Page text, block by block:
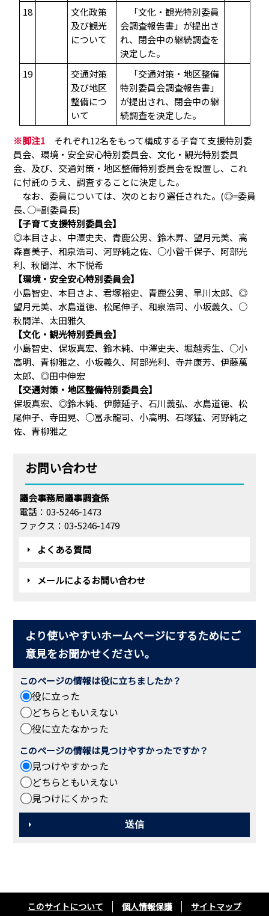
18
文化政策
及び観光
について
「文化・観光特別委員
会調査報告書」が提出さ
れ、閉会中の継続調査を
決定した。
19
交通対策
及び地区
整備につ
いて
「交通対策・地区整備
特別委員会調査報告書」
が提出され、閉会中の継
続調査を決定した。
※脚注1 それぞれ12名をもって構成する子育て支援特別委
員会、環境・安全安心特別委員会、文化・観光特別委員
会、及び、交通対策・地区整備特別委員会を設置し、これ
に付託のうえ、調査することに決定した。
なお、委員については、次のとおり選任された。(◎=委員
長､○=副委員長)
【子育て支援特別委員会】
◎本目さよ、中澤史夫、青鹿公男、鈴木昇、望月元美、高
森喜美子、和泉浩司、河野純之佐、○小菅千保子、阿部光
利、秋間洋、木下悦希
【環境・安全安心特別委員会】
小島智史、本目さよ、君塚裕史、青鹿公男、早川太郎、◎
望月元美、水島道徳、松尾伸子、和泉浩司、小坂義久、○
秋間洋、太田雅久
【文化・観光特別委員会】
小島智史、保坂真宏、鈴木純、中澤史夫、堀越秀生、○小
高明、青柳雅之、小坂義久、阿部光利、寺井康芳、伊藤萬
太郎、◎田中伸宏
【交通対策・地区整備特別委員会】
保坂真宏、◎鈴木純、伊藤延子、石川義弘、水島道徳、松
尾伸子、寺田晃、○冨永龍司、小高明、石塚猛、河野純之
佐、青柳雅之
お問い合わせ
議会事務局議事調査係
電話：03-5246-1473
ファクス：03-5246-1479
よくある質問
メールによるお問い合わせ
より使いやすいホームページにするためにご
意見をお聞かせください。
このページの情報は役に立ちましたか？
役に立った
どちらともいえない
役に立たなかった
このページの情報は見つけやすかったですか？
見つけやすかった
どちらともいえない
見つけにくかった
このサイトについて 個人情報保護 サイトマップ